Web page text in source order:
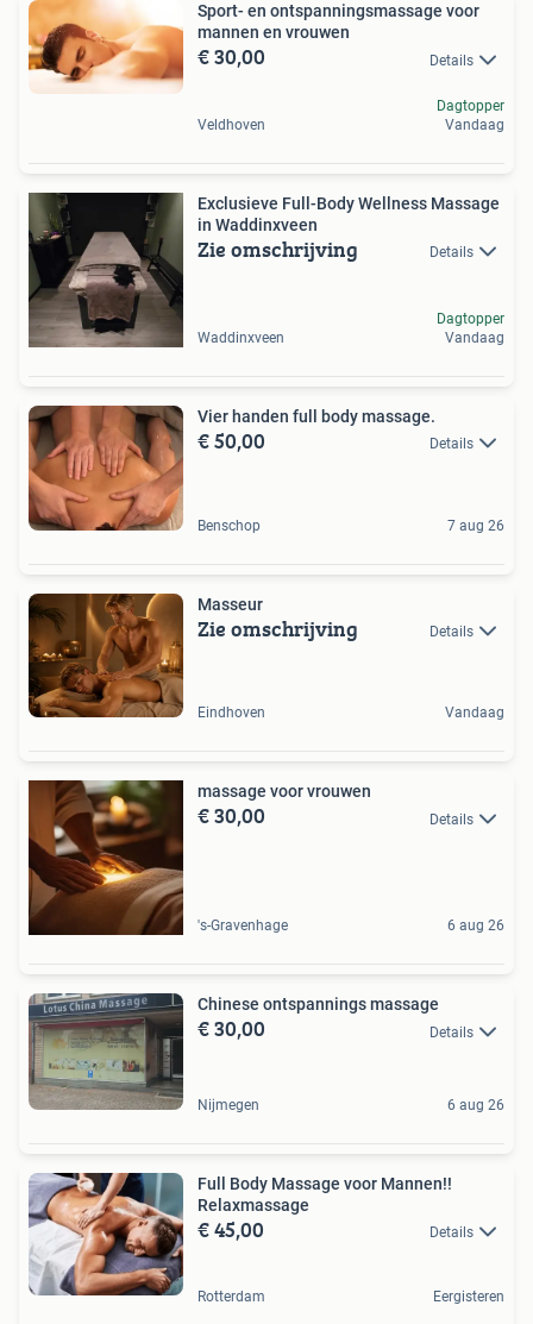
Sport- en ontspanningsmassage voor
mannen en vrouwen
€ 30,00 Details
Veldhoven
Dagtopper
Vandaag
Exclusieve Full-Body Wellness Massage
in Waddinxveen
Zie omschrijving Details
Waddinxveen
Dagtopper
Vandaag
Vier handen full body massage.
€ 50,00 Details
Benschop 7 aug 26
Masseur
Zie omschrijving Details
Eindhoven Vandaag
massage voor vrouwen
€ 30,00 Details
's-Gravenhage 6 aug 26
Chinese ontspannings massage
€ 30,00 Details
Nijmegen 6 aug 26
Full Body Massage voor Mannen!!
Relaxmassage
€ 45,00 Details
Rotterdam Eergisteren